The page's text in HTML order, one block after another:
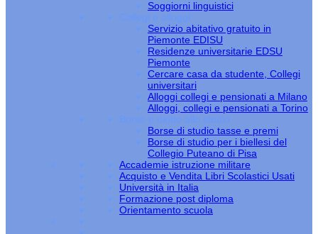
Soggiorni linguistici
Collegi e alloggi
Servizio abitativo gratuito in
Piemonte EDISU
Residenze universitarie EDSU
Piemonte
Cercare casa da studente, Collegi
universitari
Alloggi collegi e pensionati a Milano
Alloggi, collegi e pensionati a Torino
Borse e diritto allo studio
Borse di studio tasse e premi
Borse di studio per i biellesi del
Collegio Puteano di Pisa
Accademie istruzione militare
Acquisto e Vendita Libri Scolastici Usati
Università in Italia
Formazione post diploma
Orientamento scuola